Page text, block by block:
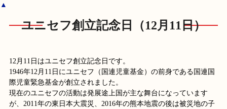
▲
ユニセフ創立記念日（12月11日）
12月11日はユニセフ創立記念日です。
1946年12月11日にユニセフ（国連児童基金）の前身である国連国
際児童緊急基金が創立されました。
現在のユニセフの活動は発展途上国が主な舞台になっています
が、2011年の東日本大震災、2016年の熊本地震の後は被災地の子